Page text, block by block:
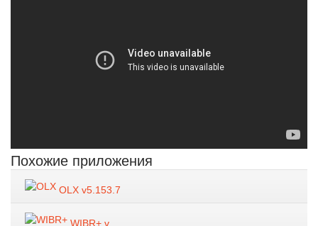
Похожие приложения
OLX v5.153.7
WIBR+ v